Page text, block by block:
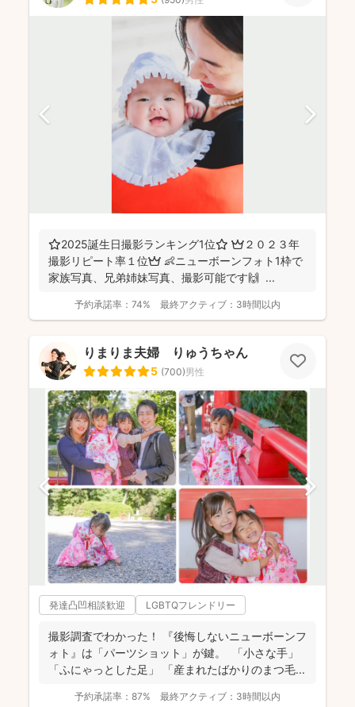
⭐️2025誕生日撮影ランキング1位⭐️ 👑２０２３年
撮影リピート率１位👑 👶ニューボーンフォト1枠で
家族写真、兄弟姉妹写真、撮影可能です🙌 ...
予約承諾率： 74% 最終アクティブ： 3時間以内
りまりま夫婦 りゅうちゃん
5 (700)男性
発達凸凹相談歓迎 LGBTQフレンドリー
撮影調査でわかった！ 『後悔しないニューボーンフ
ォト』は「パーツショット」が鍵。 「小さな手」
「ふにゃっとした足」 「産まれたばかりのまつ毛...
予約承諾率： 87% 最終アクティブ： 3時間以内